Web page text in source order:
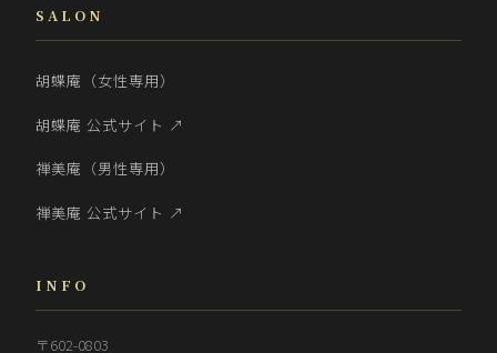
SALON
胡蝶庵（女性専用）
胡蝶庵 公式サイト ↗
禅美庵（男性専用）
禅美庵 公式サイト ↗
INFO
〒602-0803